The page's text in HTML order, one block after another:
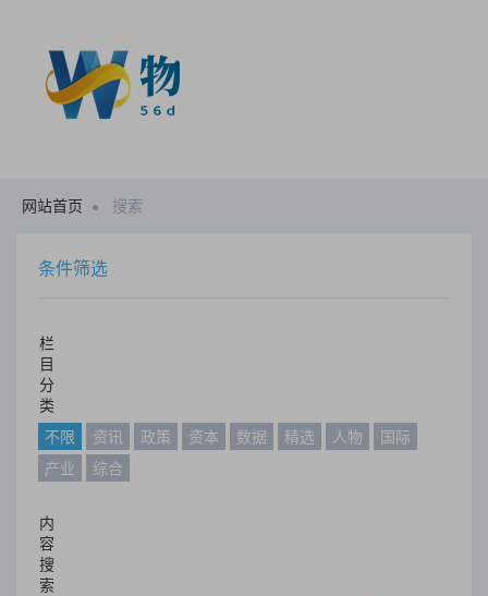
网站首页 搜索
条件筛选
栏
目
分
类
不限
资讯 政策 资本 数据 精选 人物
国际
产业
综合
内
容
搜
索